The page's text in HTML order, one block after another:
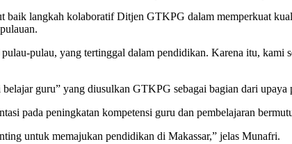
langkah kolaboratif Ditjen GTKPG dalam memperkuat
pulau, yang tertinggal dalam pendidikan. Karena itu, kami
guru” yang diusulkan GTKPG sebagai bagian dari upaya
pada peningkatan kompetensi guru dan pembelajaran
untuk memajukan pendidikan di Makassar,” jelas Munafri.